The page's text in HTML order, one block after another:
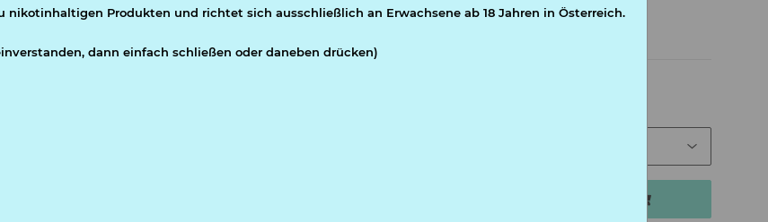
Sofort verfügbar
Produkten und richtet sich ausschließlich an Erwachsene ab 18 Jahren in Österreich.
dann einfach schließen oder daneben drücken)